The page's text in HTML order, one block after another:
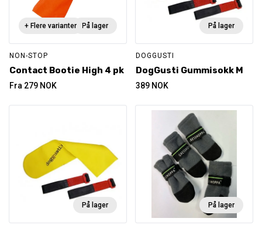
På lager
+ Flere varianter
NON-STOP
Contact Bootie High 4 pk
Fra 279 NOK
På lager
DOGGUSTI
DogGusti Gummisokk M
389 NOK
På lager På lager